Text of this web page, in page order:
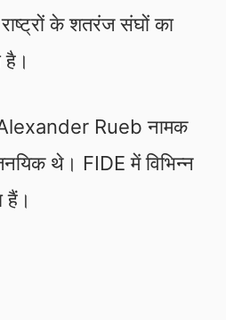
राष्ट्रों के शतरंज संघों का
है।
Rueb नामक
थे। FIDE में विभिन्न
हैं।